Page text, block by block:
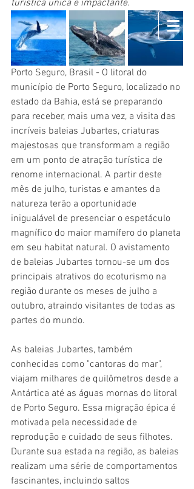
Porto Seguro, Arraial d'Ajuda e Cabrália
turística única e impactante.
Porto Seguro, Brasil - O litoral do
município de Porto Seguro, localizado no
estado da Bahia, está se preparando
para receber, mais uma vez, a visita das
incríveis baleias Jubartes, criaturas
majestosas que transformam a região
em um ponto de atração turística de
renome internacional. A partir deste
mês de julho, turistas e amantes da
natureza terão a oportunidade
inigualável de presenciar o espetáculo
magnífico do maior mamífero do planeta
em seu habitat natural. O avistamento
de baleias Jubartes tornou-se um dos
principais atrativos do ecoturismo na
região durante os meses de julho a
outubro, atraindo visitantes de todas as
partes do mundo.
As baleias Jubartes, também
conhecidas como "cantoras do mar",
viajam milhares de quilômetros desde a
Antártica até as águas mornas do litoral
de Porto Seguro. Essa migração épica é
motivada pela necessidade de
reprodução e cuidado de seus filhotes.
Durante sua estada na região, as baleias
realizam uma série de comportamentos
fascinantes, incluindo saltos